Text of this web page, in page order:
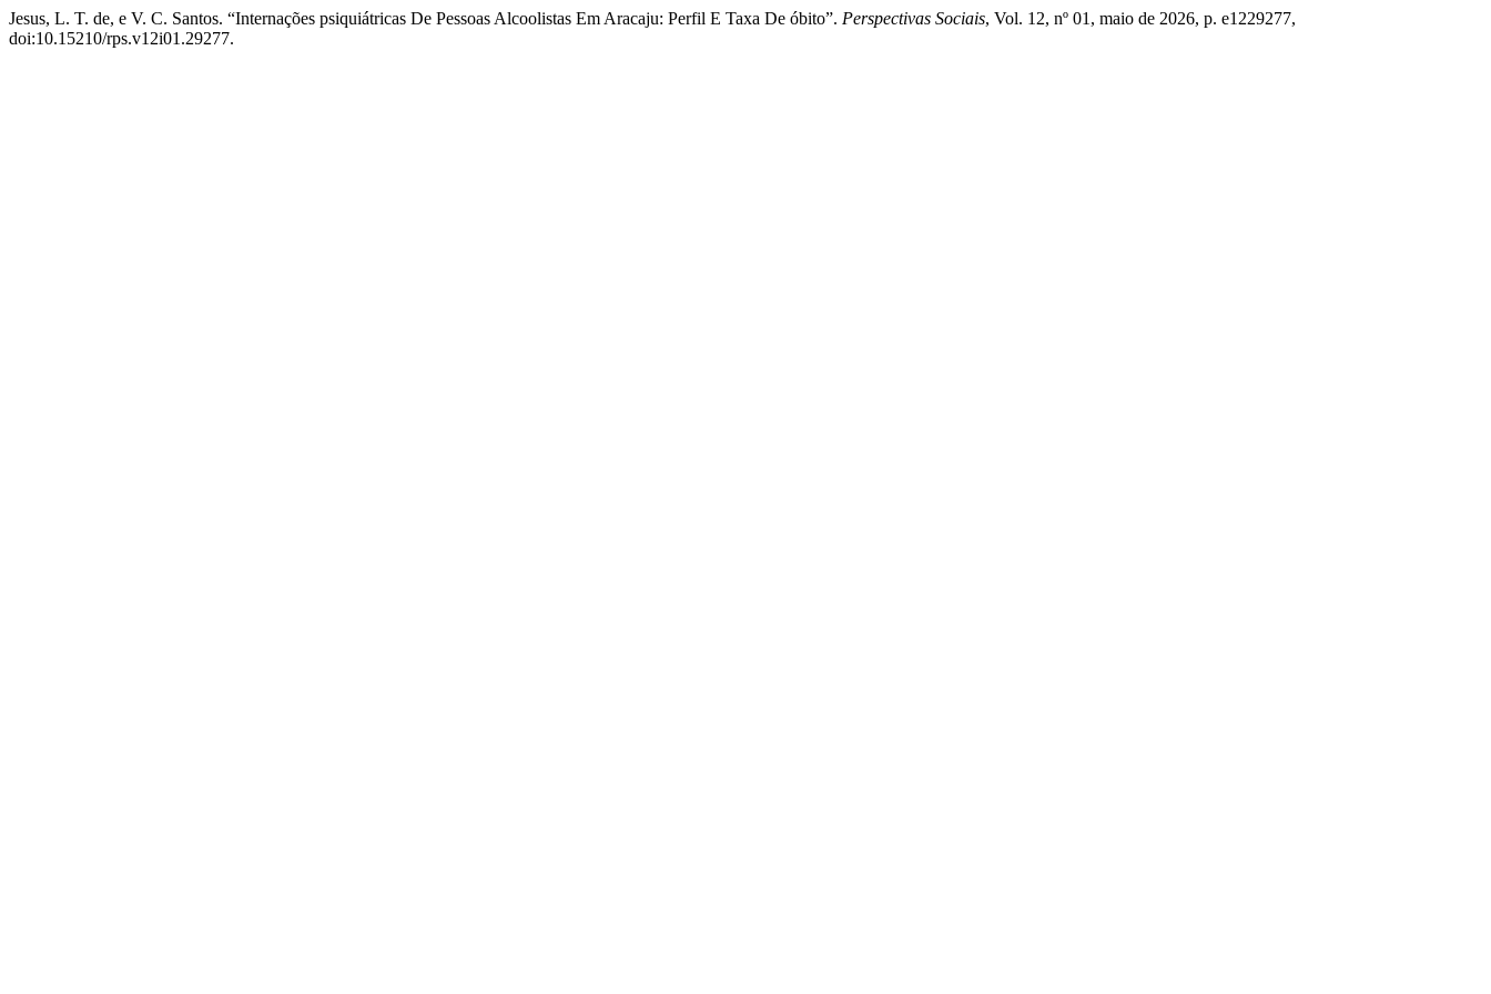
Jesus, L. T. de, e V. C. Santos. “Internações psiquiátricas De Pessoas Alcoolistas Em Aracaju: Perfil E Taxa De óbito”. Perspectivas Sociais, Vol. 12, nº 01, maio de 2026, p. e1229277,
doi:10.15210/rps.v12i01.29277.